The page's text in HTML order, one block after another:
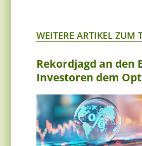
WEITERE ARTIKEL ZUM
Rekordjagd an den
Investoren dem